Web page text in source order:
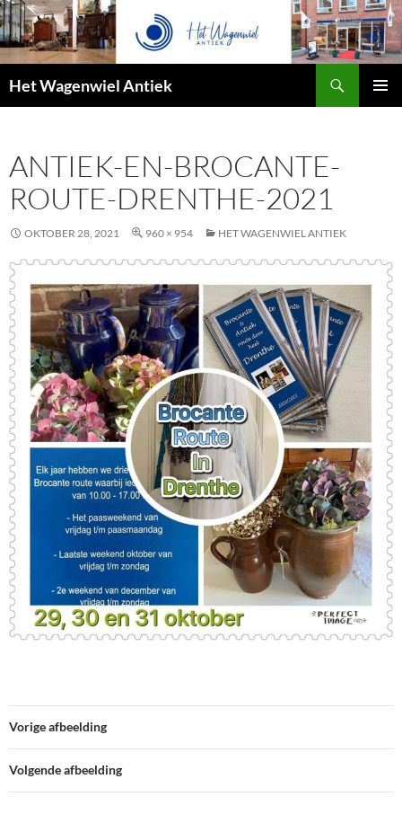
Het Wagenwiel Antiek
ANTIEK-EN-BROCANTE-
ROUTE-DRENTHE-2021
OKTOBER 28, 2021 960 × 954 HET WAGENWIEL ANTIEK
Vorige afbeelding
Volgende afbeelding